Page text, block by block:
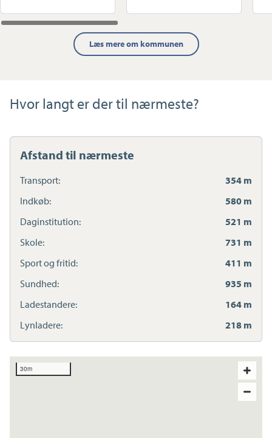
Læs mere om kommunen
Hvor langt er der til nærmeste?
Afstand til nærmeste
Transport:
354 m
Indkøb:
580 m
Daginstitution:
521 m
Skole:
731 m
Sport og fritid:
411 m
Sundhed:
935 m
Ladestandere:
164 m
Lynladere:
218 m
30m